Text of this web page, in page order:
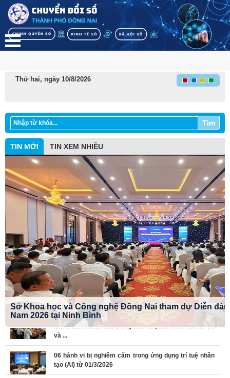
Thứ hai, ngày 10/8/2026
Tìm
TIN MỚI TIN XEM NHIỀU
Sở Khoa học và Công nghệ Đồng Nai tham dự Diễn
Nam 2026 tại Ninh Bình
Sở Khoa học và Công nghệ TP. Đồng Nai làm việc cùng
Chi nhánh MobiFone Đồng Nai về phát triển kinh tế số
và ...
06 hành vi bị nghiêm cấm trong ứng dụng trí tuệ nhân
tạo (AI) từ 01/3/2026